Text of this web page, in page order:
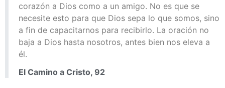
corazón a Dios como a un amigo. No es que se
necesite esto para que Dios sepa lo que somos, sino
a fin de capacitarnos para recibirlo. La oración no
baja a Dios hasta nosotros, antes bien nos eleva a
él.
El Camino a Cristo, 92